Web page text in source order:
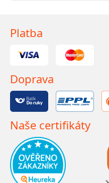
Platba
Doprava
Naše certifikáty